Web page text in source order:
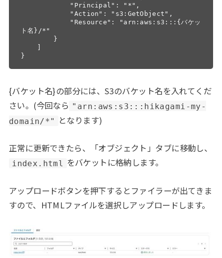
ト名}/*"
}
{バケット名}の部分には、S3のバケット名を入れてくだ
さい。(今回なら "arn:aws:s3:::hikagami-my-
domain/*"
となります)
正常に更新できたら、「オブジェクト」タブに移動し、
index.html をバケットに格納します。
アップロードボタンを押下するとファイラーが出てきま
すので、HTMLファイルを選択しアップロードします。